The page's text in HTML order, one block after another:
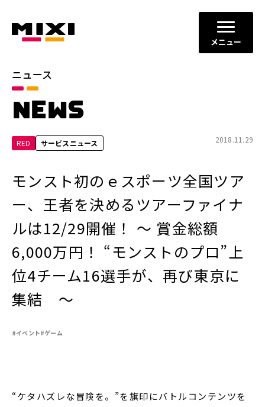
メニュー
ニュース
NEWS
RED サービスニュース 2018.11.29
モンスト初のｅスポーツ全国ツア
ー、王者を決めるツアーファイナ
ルは12/29開催！ ～ 賞金総額
6,000万円！ “モンストのプロ”上
位4チーム16選手が、再び東京に
集結 ～
#イベント#ゲーム
“ケタハズレな冒険を。”を旗印にバトルコンテンツを
カテゴリ
お知らせ
2026年 2025年